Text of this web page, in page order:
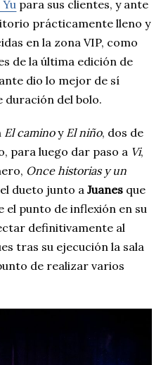
para sus clientes, y ante
prácticamente lleno y
en la zona VIP, como
de la última edición de
dio lo mejor de sí
duración del bolo.
El caminoy El niño, dos de
para luego dar paso a Vi,
Once historias y un
dueto junto aJuanes que
el punto de inflexión en su
definitivamente al
tras su ejecución la sala
de realizar varios